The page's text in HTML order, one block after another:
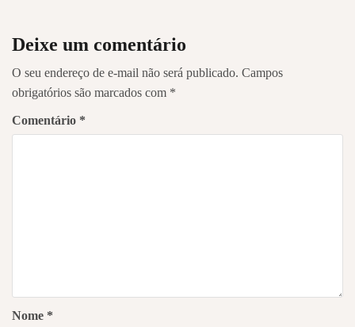
Deixe um comentário
O seu endereço de e-mail não será publicado. Campos
obrigatórios são marcados com *
Comentário *
Nome *